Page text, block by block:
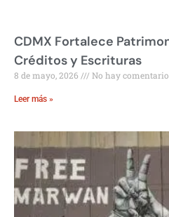
CDMX Fortalece
Créditos y Escrituras
8 de mayo, 2026 No hay
Leer más »